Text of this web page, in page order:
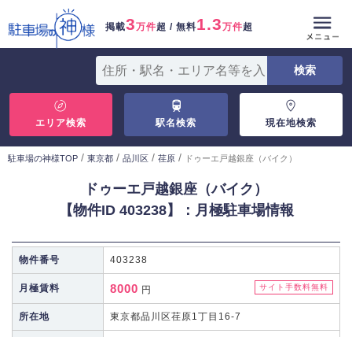
掲載3万件超 / 無料1.3万件超
エリア検索 駅名検索 現在地検索
駐車場の神様TOP / 東京都 / 品川区 / 荏原 / ドゥーエ戸越銀座（バイク）
ドゥーエ戸越銀座（バイク）
【物件ID 403238】：月極駐車場情報
物件番号 403238
月極賃料 サイト手数料無料
8000 円
所在地 東京都品川区荏原1丁目16-7